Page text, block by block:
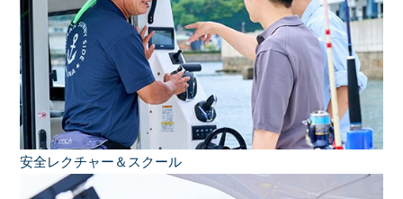
安全レクチャー＆スクール